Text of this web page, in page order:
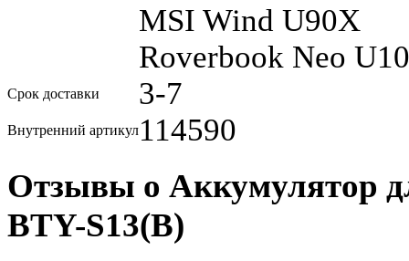
MSI Wind U90X
Roverbook Neo
Срок доставки 3-7
Внутренний артикул114590
Отзывы о Аккумулятор
BTY-S13(B)